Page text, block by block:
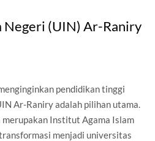
Negeri (UIN) Ar-Raniry
pendidikan tinggi
Ar-Raniry adalah pilihan utama.
Institut Agama Islam
menjadi universitas